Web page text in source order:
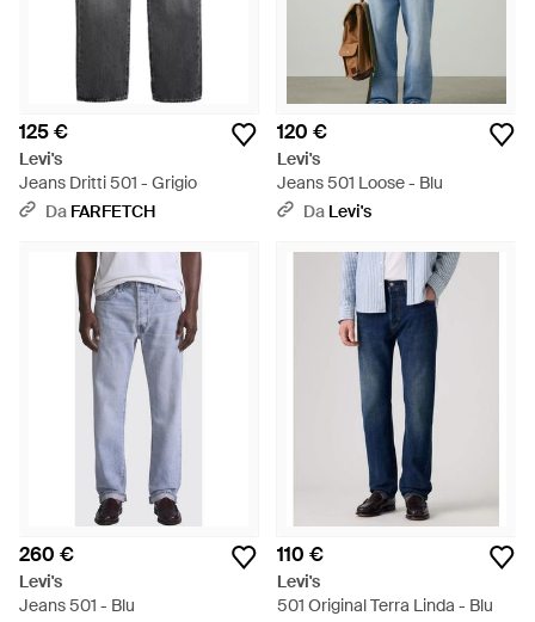
125 €
Levi's
Jeans Dritti 501 - Grigio
Da FARFETCH
120 €
Levi's
Jeans 501 Loose - Blu
Da Levi's
260 €
Levi's
Jeans 501 - Blu
110 €
Levi's
501 Original Terra Linda - Blu